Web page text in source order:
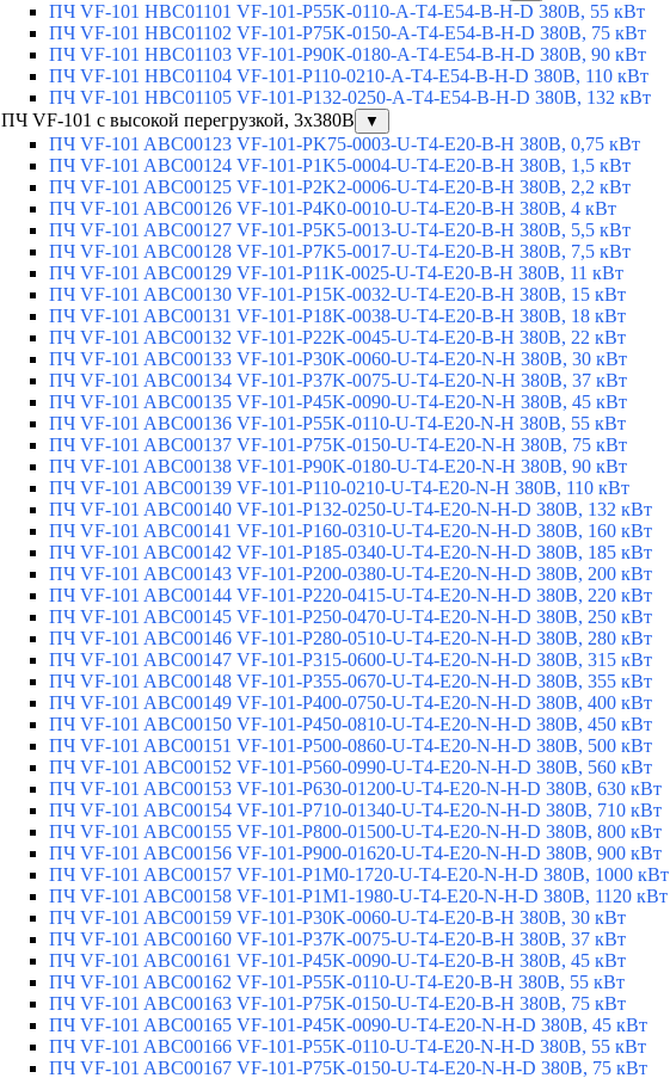
ПЧ VF-101 HBC01101 VF-101-P55K-0110-A-T4-E54-B-H-D 380В, 55 кВт
ПЧ VF-101 HBC01102 VF-101-P75K-0150-A-T4-E54-B-H-D 380В, 75 кВт
ПЧ VF-101 HBC01103 VF-101-P90K-0180-A-T4-E54-B-H-D 380В, 90 кВт
ПЧ VF-101 HBC01104 VF-101-P110-0210-A-T4-E54-B-H-D 380В, 110 кВт
ПЧ VF-101 HBC01105 VF-101-P132-0250-A-T4-E54-B-H-D 380В, 132 кВт
ПЧ VF-101 с высокой перегрузкой, 3x380В
▼
ПЧ VF-101 ABC00123 VF-101-PK75-0003-U-T4-E20-B-H 380В, 0,75 кВт
ПЧ VF-101 ABC00124 VF-101-P1K5-0004-U-T4-E20-B-H 380В, 1,5 кВт
ПЧ VF-101 ABC00125 VF-101-P2K2-0006-U-T4-E20-B-H 380В, 2,2 кВт
ПЧ VF-101 ABC00126 VF-101-P4K0-0010-U-T4-E20-B-H 380В, 4 кВт
ПЧ VF-101 ABC00127 VF-101-P5K5-0013-U-T4-E20-B-H 380В, 5,5 кВт
ПЧ VF-101 ABC00128 VF-101-P7K5-0017-U-T4-E20-B-H 380В, 7,5 кВт
ПЧ VF-101 ABC00129 VF-101-P11K-0025-U-T4-E20-B-H 380В, 11 кВт
ПЧ VF-101 ABC00130 VF-101-P15K-0032-U-T4-E20-B-H 380В, 15 кВт
ПЧ VF-101 ABC00131 VF-101-P18K-0038-U-T4-E20-B-H 380В, 18 кВт
ПЧ VF-101 ABC00132 VF-101-P22K-0045-U-T4-E20-B-H 380В, 22 кВт
ПЧ VF-101 ABC00133 VF-101-P30K-0060-U-T4-E20-N-H 380В, 30 кВт
ПЧ VF-101 ABC00134 VF-101-P37K-0075-U-T4-E20-N-H 380В, 37 кВт
ПЧ VF-101 ABC00135 VF-101-P45K-0090-U-T4-E20-N-H 380В, 45 кВт
ПЧ VF-101 ABC00136 VF-101-P55K-0110-U-T4-E20-N-H 380В, 55 кВт
ПЧ VF-101 ABC00137 VF-101-P75K-0150-U-T4-E20-N-H 380В, 75 кВт
ПЧ VF-101 ABC00138 VF-101-P90K-0180-U-T4-E20-N-H 380В, 90 кВт
ПЧ VF-101 ABC00139 VF-101-P110-0210-U-T4-E20-N-H 380В, 110 кВт
ПЧ VF-101 ABC00140 VF-101-P132-0250-U-T4-E20-N-H-D 380В, 132 кВт
ПЧ VF-101 ABC00141 VF-101-P160-0310-U-T4-E20-N-H-D 380В, 160 кВт
ПЧ VF-101 ABC00142 VF-101-P185-0340-U-T4-E20-N-H-D 380В, 185 кВт
ПЧ VF-101 ABC00143 VF-101-P200-0380-U-T4-E20-N-H-D 380В, 200 кВт
ПЧ VF-101 ABC00144 VF-101-P220-0415-U-T4-E20-N-H-D 380В, 220 кВт
ПЧ VF-101 ABC00145 VF-101-P250-0470-U-T4-E20-N-H-D 380В, 250 кВт
ПЧ VF-101 ABC00146 VF-101-P280-0510-U-T4-E20-N-H-D 380В, 280 кВт
ПЧ VF-101 ABC00147 VF-101-P315-0600-U-T4-E20-N-H-D 380В, 315 кВт
ПЧ VF-101 ABC00148 VF-101-P355-0670-U-T4-E20-N-H-D 380В, 355 кВт
ПЧ VF-101 ABC00149 VF-101-P400-0750-U-T4-E20-N-H-D 380В, 400 кВт
ПЧ VF-101 ABC00150 VF-101-P450-0810-U-T4-E20-N-H-D 380В, 450 кВт
ПЧ VF-101 ABC00151 VF-101-P500-0860-U-T4-E20-N-H-D 380В, 500 кВт
ПЧ VF-101 ABC00152 VF-101-P560-0990-U-T4-E20-N-H-D 380В, 560 кВт
ПЧ VF-101 ABC00153 VF-101-P630-01200-U-T4-E20-N-H-D 380В, 630 кВт
ПЧ VF-101 ABC00154 VF-101-P710-01340-U-T4-E20-N-H-D 380В, 710 кВт
ПЧ VF-101 ABC00155 VF-101-P800-01500-U-T4-E20-N-H-D 380В, 800 кВт
ПЧ VF-101 ABC00156 VF-101-P900-01620-U-T4-E20-N-H-D 380В, 900 кВт
ПЧ VF-101 ABC00157 VF-101-P1M0-1720-U-T4-E20-N-H-D 380В, 1000 кВт
ПЧ VF-101 ABC00158 VF-101-P1M1-1980-U-T4-E20-N-H-D 380В, 1120 кВт
ПЧ VF-101 ABC00159 VF-101-P30K-0060-U-T4-E20-B-H 380В, 30 кВт
ПЧ VF-101 ABC00160 VF-101-P37K-0075-U-T4-E20-B-H 380В, 37 кВт
ПЧ VF-101 ABC00161 VF-101-P45K-0090-U-T4-E20-B-H 380В, 45 кВт
ПЧ VF-101 ABC00162 VF-101-P55K-0110-U-T4-E20-B-H 380В, 55 кВт
ПЧ VF-101 ABC00163 VF-101-P75K-0150-U-T4-E20-B-H 380В, 75 кВт
ПЧ VF-101 ABC00165 VF-101-P45K-0090-U-T4-E20-N-H-D 380В, 45 кВт
ПЧ VF-101 ABC00166 VF-101-P55K-0110-U-T4-E20-N-H-D 380В, 55 кВт
ПЧ VF-101 ABC00167 VF-101-P75K-0150-U-T4-E20-N-H-D 380В, 75 кВт